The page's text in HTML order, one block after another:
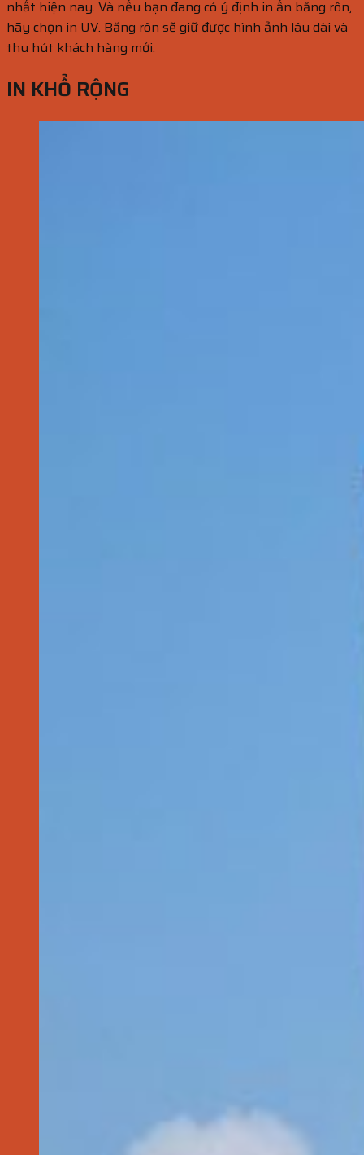
nhất hiện nay. Và nếu bạn đang có ý định in ấn băng rôn,
hãy chọn in UV. Băng rôn sẽ giữ được hình ảnh lâu dài và
thu hút khách hàng mới.
IN KHỔ RỘNG